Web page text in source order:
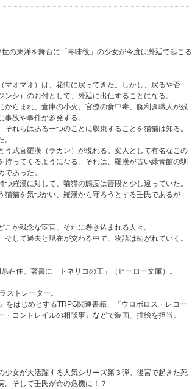
の東洋を舞台に「毒味役」の少女が今度は外廷で起こる
マオマオ）は、花街に戻ってきた。しかし、戻るや否
シ）のお付として、外廷に出仕することになる。
からまれ、倉庫の小火、官僚の食中毒、腕利き職人が残
故や事件が多発する。
れらはある一つのことに収束することを猫猫は知る。
う武官羅漢（ラカン）が現れる。変人として有名なこの
持ってくるようになる。それは、羅漢が古い緑青館の馴
あった。
羅漢に対して、猫猫の態度は普段と少し違っていた。
猫猫を気づかい、羅漢から守ろうとする壬氏であるが
か残念な宦官、それに巻き込まれる人々。
して過去と現在が交わる中で、物語は紡がれていく。
在住。著書に「トネリコの王」（ヒーロー文庫）。
ストレーター。
をはじめとするTRPG関連書籍、『ウロボロス・レコー
・コントレイルの相談事』などで装画、挿絵を担当。
少女が大活躍する人気シリーズ第３弾。後宮で起きた死
。そして壬氏が命の危機に！？